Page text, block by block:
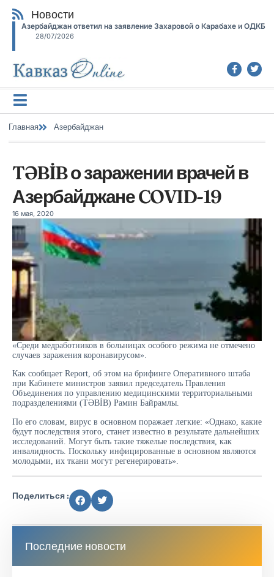
Новости
Азербайджан ответил на заявление Захаровой о Карабахе и ОДКБ
28/07/2026
Главная Азербайджан
TƏBİB о заражении врачей в
Азербайджане COVID-19
16 мая, 2020
«Среди медработников в больницах особого режима не отмечено
случаев заражения коронавирусом».
Как сообщает Report, об этом на брифинге Оперативного штаба
при Кабинете министров заявил председатель Правления
Объединения по управлению медицинскими территориальными
подразделениями (TƏBİB) Рамин Байрамлы.
По его словам, вирус в основном поражает легкие: «Однако, какие
будут последствия этого, станет известно в результате дальнейших
исследований. Могут быть такие тяжелые последствия, как
инвалидность. Поскольку инфицированные в основном являются
молодыми, их ткани могут регенерировать».
Поделиться :
Последние новости